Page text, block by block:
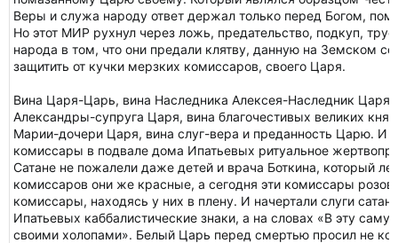
Веры и служа народу ответ держал только перед Богом,
Но этот МИР рухнул через ложь, предательство, подкуп,
народа в том, что они предали клятву, данную на Земском
защитить от кучки мерзких комиссаров, своего Царя.
Вина Царя-Царь, вина Наследника Алексея-Наследник
Александры-супруга Царя, вина благочестивых великих
Марии-дочери Царя, вина слуг-вера и преданность Царю. И
комиссары в подвале дома Ипатьевых ритуальное
Сатане не пожалели даже детей и врача Боткина, который
комиссаров они же красные, а сегодня эти комиссары
комиссары, находясь у них в плену. И начертали слуги
Ипатьевых каббалистические знаки, а на словах «В эту
своими холопами». Белый Царь перед смертью просил не